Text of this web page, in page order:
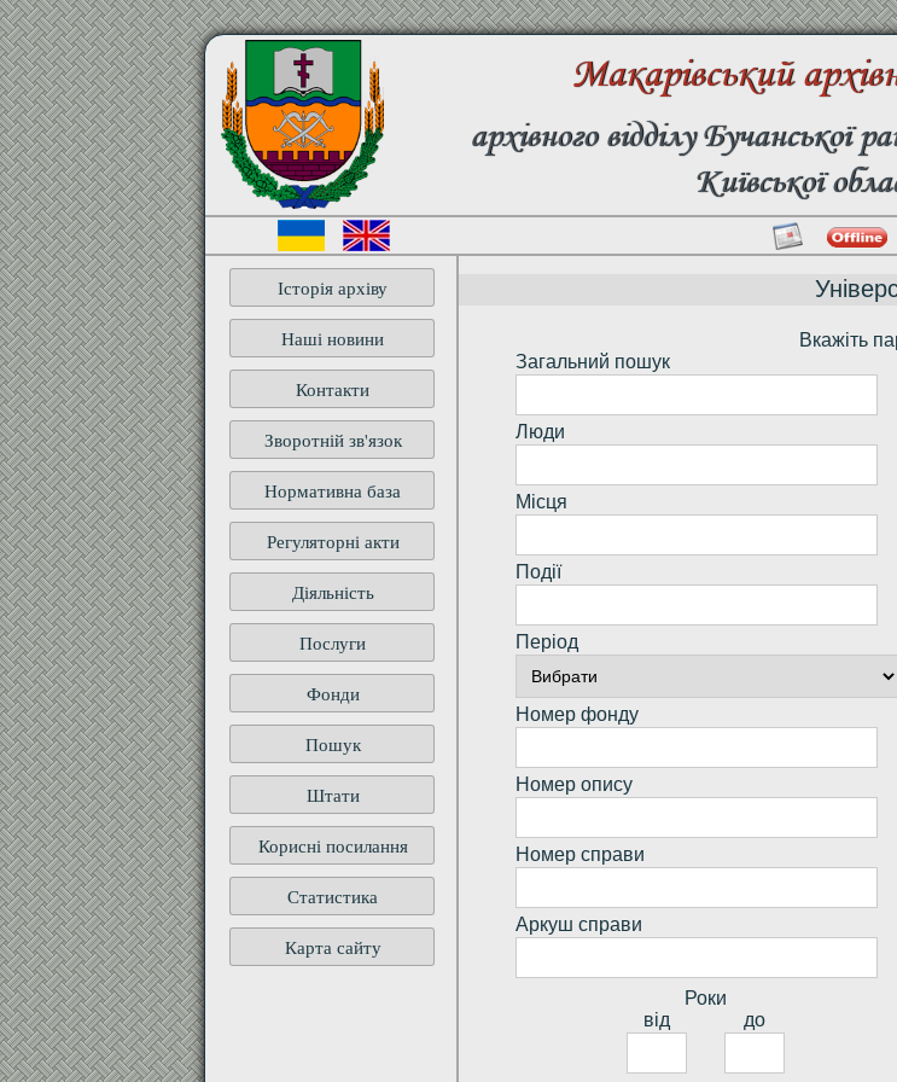
Макарівський
архівного відділу Бучанської
Київської
Історія архіву
Наші новини
Контакти
Зворотній зв'язок
Нормативна база
Регуляторні акти
Діяльність
Послуги
Фонди
Пошук
Штати
Корисні посилання
Статистика
Карта сайту
Вкажіть
Загальний пошук
Люди
Місця
Події
Період
Номер фонду
Номер опису
Номер справи
Аркуш справи
Роки
від
до